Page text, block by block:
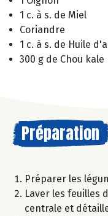
1 c. à s. de Miel
Coriandre
1 c. à s. de Huile
300 g de Chou kale
Préparation
Préparer les
Laver les feuilles
centrale et